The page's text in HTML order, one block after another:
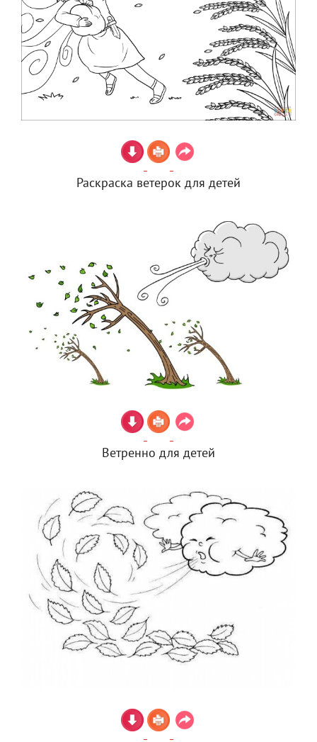
Раскраска ветерок для детей
Ветренно для детей